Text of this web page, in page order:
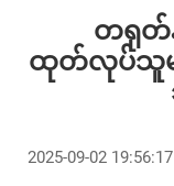
တရုတ်
ထုတ်လုပ်သူမျ
2025-09-02 19:56:17